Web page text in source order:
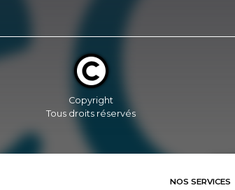
Copyright
Tous droits réservés
NOS SERVICES